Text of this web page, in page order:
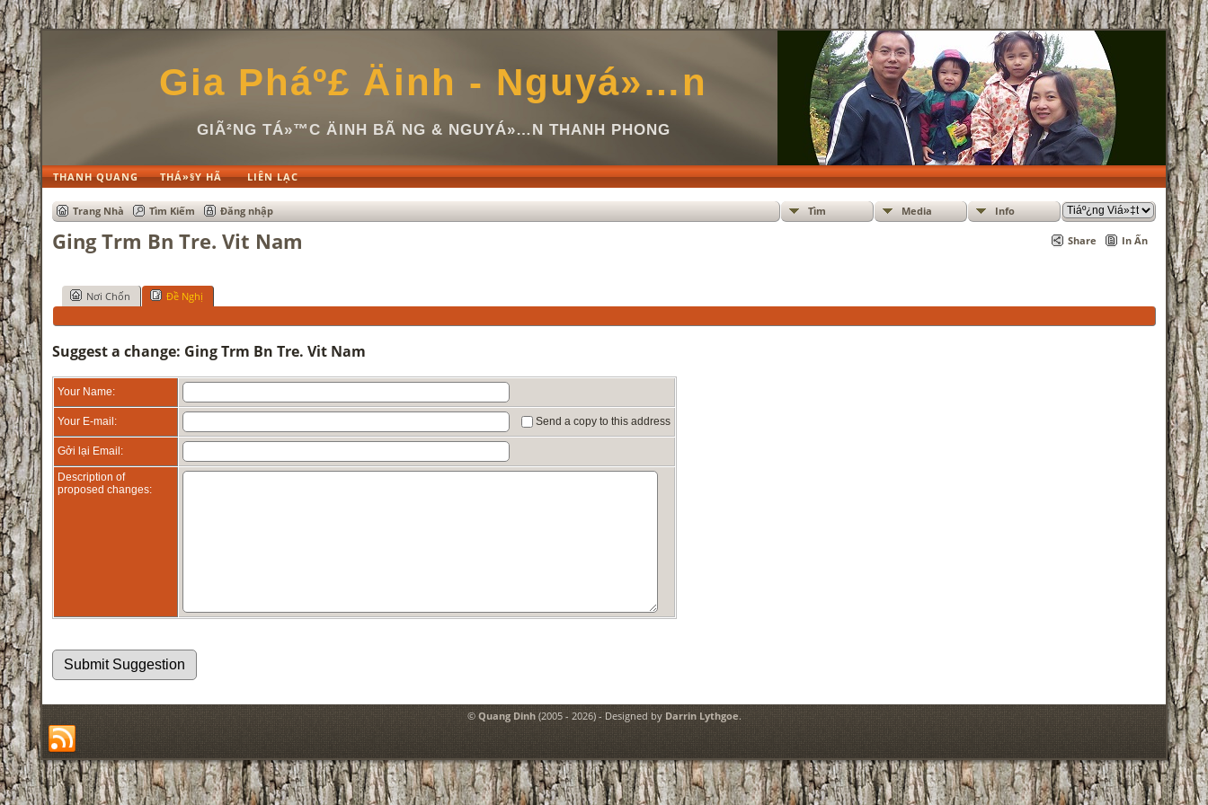
Gia Pháº£ Äinh - Nguyá»…n
GIÃ²NG TÁ»™C ÄINH BÃ NG & NGUYÁ»…N THANH PHONG
THANH QUANG THÁ»§Y HÃ LIÊN LẠC
Trang Nhà Tìm Kiếm Đăng nhập Tìm Media Info
Share In Ấn
Ging Trm Bn Tre. Vit Nam
Nơi Chốn Đề Nghị
Suggest a change: Ging Trm Bn Tre. Vit Nam
Your Name:
Your E-mail: Send a copy to this address
Gởi lại Email:
Description of
proposed changes:
© Quang Dinh(2005 - 2026) - Designed by Darrin Lythgoe.